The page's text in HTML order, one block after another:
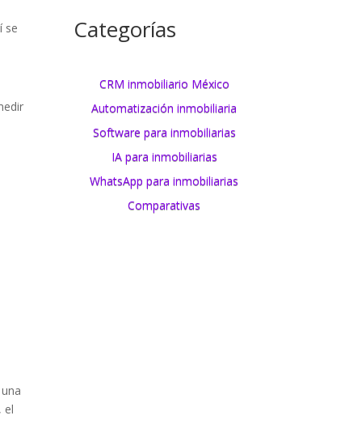
se
el
Categorías
CRM inmobiliario México
Automatización inmobiliaria
Software para inmobiliarias
IA para inmobiliarias
WhatsApp para inmobiliarias
Comparativas